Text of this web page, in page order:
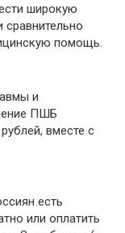
широкую
сравнительно
помощь.
и
ПШБ
вместе с
есть
или оплатить